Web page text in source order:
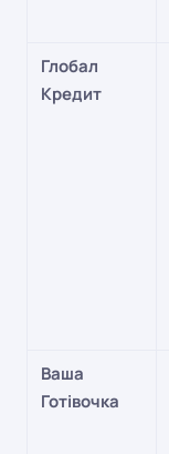
Глобал
Кредит
Ваша
Готівочка